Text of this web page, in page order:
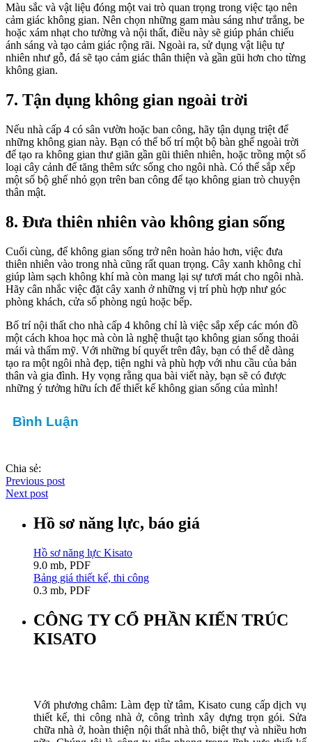
Màu sắc và vật liệu đóng một vai trò quan trọng trong việc tạo nên
cảm giác không gian. Nên chọn những gam màu sáng như trắng, be
hoặc xám nhạt cho tường và nội thất, điều này sẽ giúp phản chiếu
ánh sáng và tạo cảm giác rộng rãi. Ngoài ra, sử dụng vật liệu tự
nhiên như gỗ, đá sẽ tạo cảm giác thân thiện và gần gũi hơn cho từng
không gian.
7. Tận dụng không gian ngoài trời
Nếu nhà cấp 4 có sân vườn hoặc ban công, hãy tận dụng triệt để
những không gian này. Bạn có thể bố trí một bộ bàn ghế ngoài trời
để tạo ra không gian thư giãn gần gũi thiên nhiên, hoặc trồng một số
loại cây cảnh để tăng thêm sức sống cho ngôi nhà. Có thể sắp xếp
một số bộ ghế nhỏ gọn trên ban công để tạo không gian trò chuyện
thân mật.
8. Đưa thiên nhiên vào không gian sống
Cuối cùng, để không gian sống trở nên hoàn hảo hơn, việc đưa
thiên nhiên vào trong nhà cũng rất quan trọng. Cây xanh không chỉ
giúp làm sạch không khí mà còn mang lại sự tươi mát cho ngôi nhà.
Hãy cân nhắc việc đặt cây xanh ở những vị trí phù hợp như góc
phòng khách, cửa sổ phòng ngủ hoặc bếp.
Bố trí nội thất cho nhà cấp 4 không chỉ là việc sắp xếp các món đồ
một cách khoa học mà còn là nghệ thuật tạo không gian sống thoải
mái và thẩm mỹ. Với những bí quyết trên đây, bạn có thể dễ dàng
tạo ra một ngôi nhà đẹp, tiện nghi và phù hợp với nhu cầu của bản
thân và gia đình. Hy vọng rằng qua bài viết này, bạn sẽ có được
những ý tưởng hữu ích để thiết kế không gian sống của mình!
Bình Luận
Chia sẻ:
Previous post
Next post
Hồ sơ năng lực, báo giá
Hồ sơ năng lực Kisato
9.0 mb, PDF
Bảng giá thiết kế, thi công
0.3 mb, PDF
CÔNG TY CỔ PHẦN KIẾN TRÚC
KISATO
Với phương châm: Làm đẹp từ tâm, Kisato cung cấp dịch vụ
thiết kế, thi công nhà ở, công trình xây dựng trọn gói. Sửa
chữa nhà ở, hoàn thiện nội thất nhà thô, biệt thự và nhiều hơn